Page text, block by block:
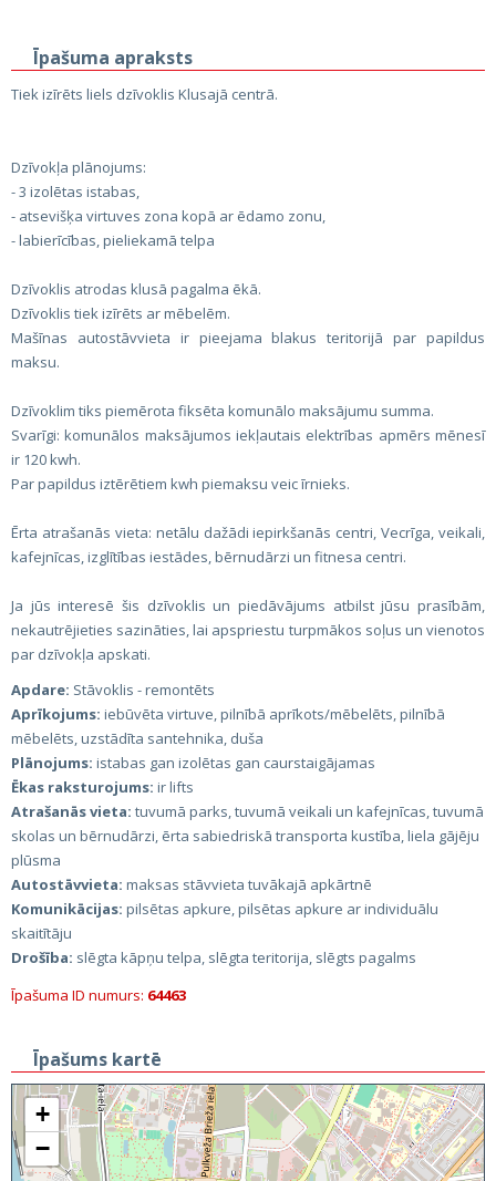
Īpašuma apraksts
Tiek izīrēts liels dzīvoklis Klusajā centrā.
Dzīvokļa plānojums:
- 3 izolētas istabas,
- atsevišķa virtuves zona kopā ar ēdamo zonu,
- labierīcības, pieliekamā telpa
Dzīvoklis atrodas klusā pagalma ēkā.
Dzīvoklis tiek izīrēts ar mēbelēm.
Mašīnas autostāvvieta ir pieejama blakus teritorijā par papildus
maksu.
Dzīvoklim tiks piemērota fiksēta komunālo maksājumu summa.
Svarīgi: komunālos maksājumos iekļautais elektrības apmērs mēnesī
ir 120 kwh.
Par papildus iztērētiem kwh piemaksu veic īrnieks.
Ērta atrašanās vieta: netālu dažādi iepirkšanās centri, Vecrīga, veikali,
kafejnīcas, izglītības iestādes, bērnudārzi un fitnesa centri.
Ja jūs interesē šis dzīvoklis un piedāvājums atbilst jūsu prasībām,
nekautrējieties sazināties, lai apspriestu turpmākos soļus un vienotos
par dzīvokļa apskati.
Apdare: Stāvoklis - remontēts
Aprīkojums: iebūvēta virtuve, pilnībā aprīkots/mēbelēts, pilnībā
mēbelēts, uzstādīta santehnika, duša
Plānojums: istabas gan izolētas gan caurstaigājamas
Ēkas raksturojums: ir lifts
Atrašanās vieta: tuvumā parks, tuvumā veikali un kafejnīcas, tuvumā
skolas un bērnudārzi, ērta sabiedriskā transporta kustība, liela gājēju
plūsma
Autostāvvieta: maksas stāvvieta tuvākajā apkārtnē
Komunikācijas: pilsētas apkure, pilsētas apkure ar individuālu
skaitītāju
Drošība: slēgta kāpņu telpa, slēgta teritorija, slēgts pagalms
Īpašuma ID numurs: 64463
Īpašums kartē
+
−